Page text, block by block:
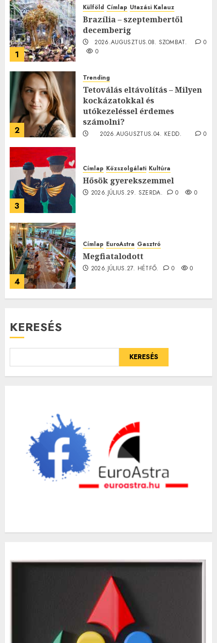
1
Külföld Címlap Utazási Kalauz
Brazília – szeptembertől
decemberig
2026.AUGUSZTUS.08. SZOMBAT.
0
0
2
Trending
Tetoválás eltávolítás – Milyen
kockázatokkal és
utókezeléssel érdemes
számolni?
2026.AUGUSZTUS.04. KEDD.
0
3
Címlap Közszolgálati Kultúra
Hősök gyerekszemmel
2026.JÚLIUS.29. SZERDA. 0 0
4
Címlap EuroAstra Gasztró
Megfiatalodott
2026.JÚLIUS.27. HÉTFŐ. 0 0
KERESÉS
KERESÉS